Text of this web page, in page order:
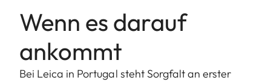
Wenn es darauf
ankommt
Bei Leica in Portugal steht Sorgfalt an erster